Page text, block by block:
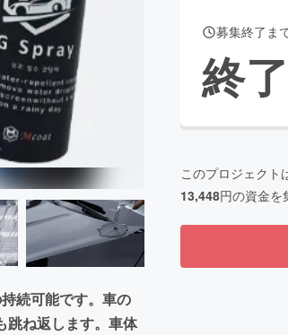
Social Good CAMPFIRE Creation
さと納税
machi-ya
続可能です。車の
跳ね返します。車体
募集終了ま
終了
このプロジェクト
13,448円の資金を